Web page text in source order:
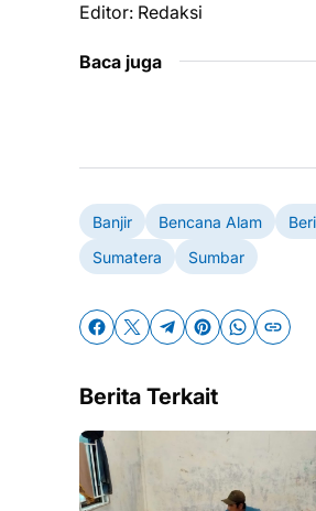
Editor: Redaksi
Baca juga
Banjir Bencana Alam
Sumatera
Sumbar
Berita Terkait